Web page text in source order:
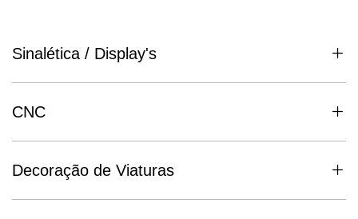
Sinalética / Display's
CNC
Decoração de Viaturas